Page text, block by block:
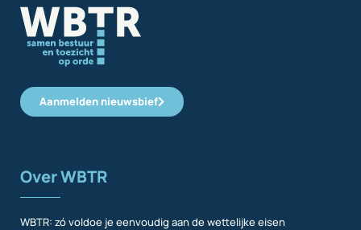
Aanmelden nieuwsbief
Over WBTR
WBTR: zó voldoe je eenvoudig aan de wettelijke eisen